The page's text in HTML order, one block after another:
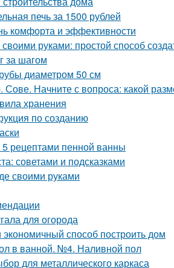
печь за 1500 рублей
комфорта и эффективности
своими руками: простой способ
за шагом
диаметром 50 см
Начните с вопроса: какой
хранения
по созданию
рецептами пенной ванны
советами и подсказками
своими руками
для огорода
способ построить дом
в ванной. №4. Наливной пол
для металлического каркаса